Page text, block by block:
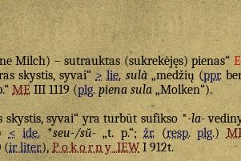
Milch) – sutrauktas (sukrekėjęs) pienas“
skystis, syvai“> lie. sulà„medžių (ppr.
MEIII 1119 (plg. piena sula„Molken“).
syvai“ yra turbūt sufikso *-la-
< ide.*seu-/sū̆-„t. p.“;žr.(resp. plg.)
(ir liter.),PokornyIEWI 912t.